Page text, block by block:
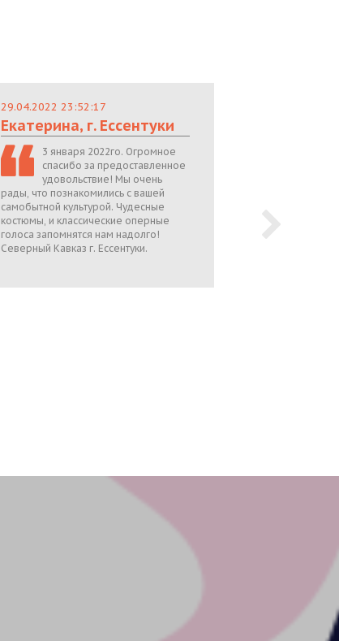
29.04.2022 23:52:17
Екатерина, г. Ессентуки
3 января 2022го. Огромное
спасибо за предоставленное
удовольствие! Мы очень
рады, что познакомились с вашей
самобытной культурой. Чудесные
костюмы, и классические оперные
голоса запомнятся нам надолго!
Северный Кавказ г. Ессентуки.